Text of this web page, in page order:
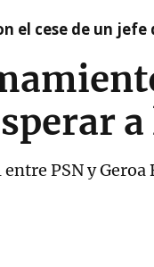
el cese de un jefe
PSN y Geroa